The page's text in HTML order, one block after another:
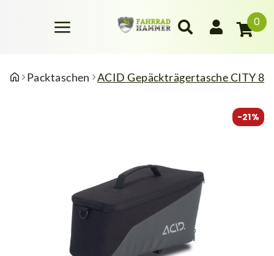
0
Packtaschen ACID Gepäckträgertasche CITY 8
-21%